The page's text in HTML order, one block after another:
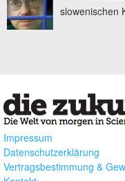
slowenischen
Impressum
Datenschutzerklärung
Vertragsbestimmung &